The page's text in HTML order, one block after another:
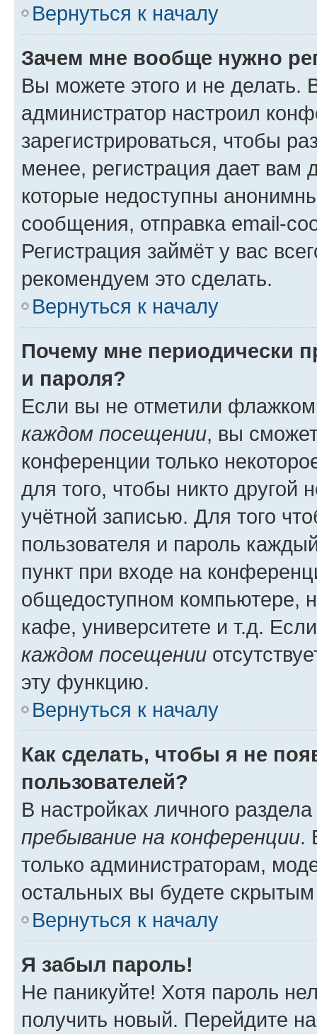
Вернуться к началу
Зачем мне вообще нужно
Вы можете этого и не делать.
администратор настроил
зарегистрироваться, чтобы
менее, регистрация дает вам
которые недоступны
сообщения, отправка email-
Регистрация займёт у вас
рекомендуем это сделать.
Вернуться к началу
Почему мне периодически
и пароля?
Если вы не отметили
каждом посещении, вы
конференции только
для того, чтобы никто другой
учётной записью. Для того
пользователя и пароль
пункт при входе на
общедоступном компьютере,
кафе, университете и т.д.
каждом посещении
эту функцию.
Вернуться к началу
Как сделать, чтобы я не
пользователей?
В настройках личного
пребывание на конференции.
только администраторам,
остальных вы будете
Вернуться к началу
Я забыл пароль!
Не паникуйте! Хотя пароль
получить новый. Перейдите